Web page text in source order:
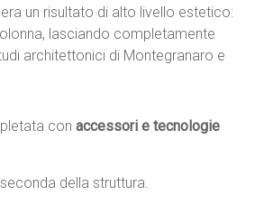
un risultato di alto livello estetico:
lasciando completamente
architettonici di Montegranaro e
con accessori e tecnologie
della struttura.